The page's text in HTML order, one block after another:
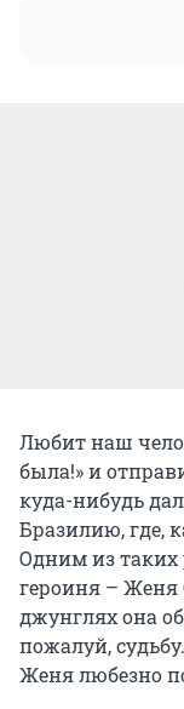
Любит наш
была!» и
куда-нибудь
Бразилию, где,
Одним из таких
героиня – Женя
джунглях она
пожалуй,
Женя любезно